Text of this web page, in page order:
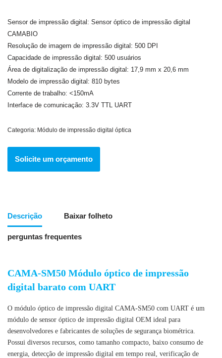
Sensor de impressão digital: Sensor óptico de impressão digital
CAMABIO
Resolução de imagem de impressão digital: 500 DPI
Capacidade de impressão digital: 500 usuários
Área de digitalização de impressão digital: 17,9 mm x 20,6 mm
Modelo de impressão digital: 810 bytes
Corrente de trabalho: <150mA
Interface de comunicação: 3.3V TTL UART
Categoria: Módulo de impressão digital óptica
Solicite um orçamento
Descrição Baixar folheto
perguntas frequentes
CAMA-SM50 Módulo óptico de impressão
digital barato com UART
O módulo óptico de impressão digital CAMA-SM50 com UART é um
módulo de sensor óptico de impressão digital OEM ideal para
desenvolvedores e fabricantes de soluções de segurança biométrica.
Possui diversos recursos, como tamanho compacto, baixo consumo de
energia, detecção de impressão digital em tempo real, verificação de